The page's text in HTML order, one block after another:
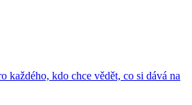
každého, kdo chce vědět, co si dává na